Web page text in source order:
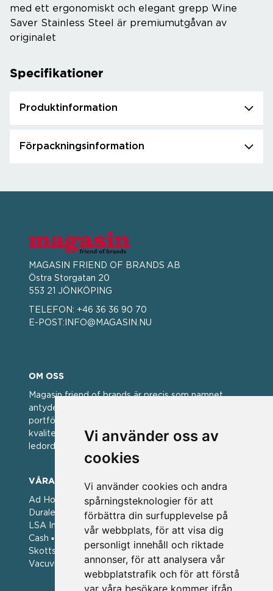
Vi använder oss av
cookies
Vi använder cookies och andra
spårningsteknologier för att
förbättra din surfupplevelse på
vår webbplats, för att visa dig
personligt innehåll och riktade
annonser, för att analysera vår
webbplatstrafik och för att förstå
var våra besökare kommer ifrån.
med ett ergonomiskt och elegant grepp Wine
Saver Stainless Steel är premiumutgåvan av
originalet
Specifikationer
Produktinformation
Förpackningsinformation
MAGASIN FRIEND OF BRANDS AB
Östra Storgatan 20
553 21 JÖNKÖPING
TELEFON: +46 36 36 90 70
E-POST: INFO@MAGASIN.NU
OM OSS
Magasin friend of brands är precis som namnet
antyder; en vän av varumärken. Vi har idag en stor
portfölj med välkända varumärken med hög
kvalitet. För oss har kvalitet alltid varit ett av
ledorden och som styrt vår verksamhet.
VÅRA VARUMÄRKEN
Ad Hoc ▪ Bialetti ▪ Cole & Mason ▪ Caps Me ▪
Duralex ▪ Forged ▪ G3 Ferrari ▪ Ken Hom ▪ Kilner ▪
LSA International ▪ Laguiole Style de Vie ▪ Mason
Cash ▪ Pintinox ▪ Plate-it ▪ Price and Kengsington ▪
Skottsberg ▪ Scandinavian Home ▪ Style de Vie ▪
Vacuvin ▪ Viners ▪ Zack ▪ Zyliss